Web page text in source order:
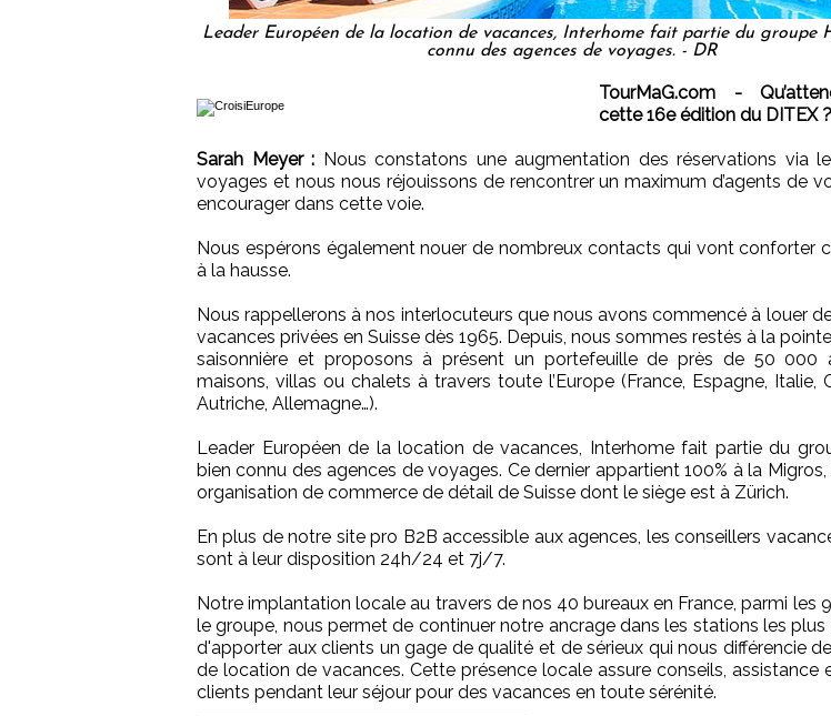
Leader Européen de la location de vacances, Interhome fait partie du groupe
connu des agences de voyages. - DR
TourMaG.com -
cette 16e édition du DITEX ?
Sarah Meyer : Nous constatons une augmentation des réservations via
voyages et nous nous réjouissons de rencontrer un maximum d’agents de
encourager dans cette voie.
Nous espérons également nouer de nombreux contacts qui vont conforter
à la hausse.
Nous rappellerons à nos interlocuteurs que nous avons commencé à louer
vacances privées en Suisse dès 1965. Depuis, nous sommes restés à la
saisonnière et proposons à présent un portefeuille de près de 50 000
maisons, villas ou chalets à travers toute l’Europe (France, Espagne, Italie,
Autriche, Allemagne…).
Leader Européen de la location de vacances, Interhome fait partie du
bien connu des agences de voyages. Ce dernier appartient 100% à la
organisation de commerce de détail de Suisse dont le siège est à Zürich.
En plus de notre site pro B2B accessible aux agences, les conseillers
sont à leur disposition 24h/24 et 7j/7.
Notre implantation locale au travers de nos 40 bureaux en France, parmi les
le groupe, nous permet de continuer notre ancrage dans les stations les
d'apporter aux clients un gage de qualité et de sérieux qui nous différencie
de location de vacances. Cette présence locale assure conseils, assistance
clients pendant leur séjour pour des vacances en toute sérénité.